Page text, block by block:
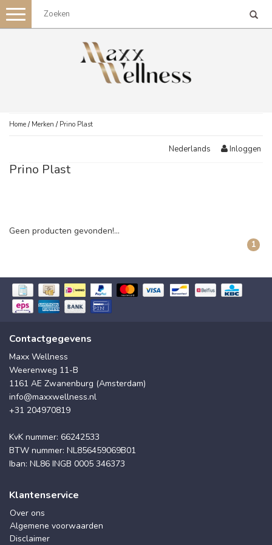
Toggle
navigation
Home / Merken / Prino Plast
Nederlands Inloggen
Prino Plast
Geen producten gevonden!...
1
Contactgegevens
Maxx Wellness
Weerenweg 11-B
1161 AE Zwanenburg (Amsterdam)
info@maxxwellness.nl
+31 204970819
KvK nummer: 66242533
BTW nummer: NL856459069B01
Iban: NL86 INGB 0005 346373
Klantenservice
Over ons
Algemene voorwaarden
Disclaimer